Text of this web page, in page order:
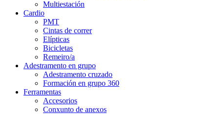
Multiestación
Cardio
PMT
Cintas de correr
Elípticas
Bicicletas
Remeiro/a
Adestramento en grupo
Adestramento cruzado
Formación en grupo 360
Ferramentas
Accesorios
Conxunto de anexos